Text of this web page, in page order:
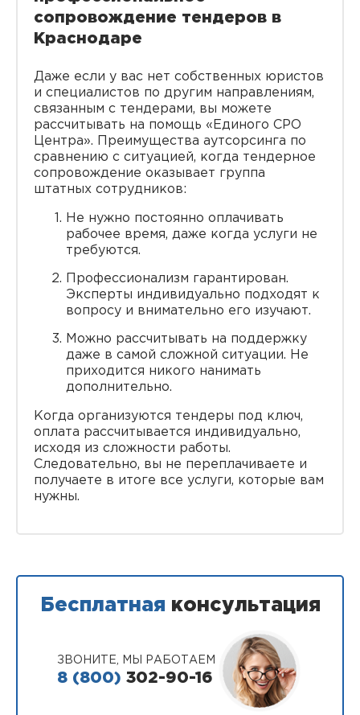
сопровождение тендеров в
Краснодаре
Даже если у вас нет собственных юристов
и специалистов по другим направлениям,
связанным с тендерами, вы можете
рассчитывать на помощь «Единого СРО
Центра». Преимущества аутсорсинга по
сравнению с ситуацией, когда тендерное
сопровождение оказывает группа
штатных сотрудников:
Не нужно постоянно оплачивать
рабочее время, даже когда услуги не
требуются.
Профессионализм гарантирован.
Эксперты индивидуально подходят к
вопросу и внимательно его изучают.
Можно рассчитывать на поддержку
даже в самой сложной ситуации. Не
приходится никого нанимать
дополнительно.
Когда организуются тендеры под ключ,
оплата рассчитывается индивидуально,
исходя из сложности работы.
Следовательно, вы не переплачиваете и
получаете в итоге все услуги, которые вам
нужны.
Бесплатная консультация
ЗВОНИТЕ, МЫ РАБОТАЕМ
8 (800) 302-90-16